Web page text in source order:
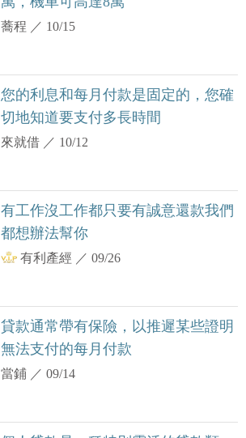
蕎程 ／ 10/15
您的利息和每月付款是固定的，您確
切地知道要支付多長時間
來就借 ／ 10/12
有工作沒工作都只要有誠意還款我們
都想辦法幫你
有利產經 ／09/26
貸款通常帶有保險，以推遲某些證明
無法支付的每月付款
當鋪 ／09/14